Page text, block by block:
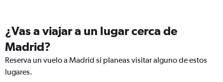
¿Vas a viajar a un lugar cerca de
Madrid?
Reserva un vuelo a Madrid si planeas visitar alguno de estos
lugares.